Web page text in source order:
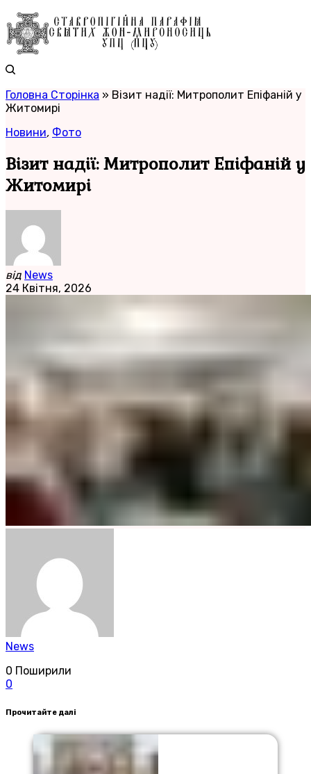
Головна Сторінка » Візит надії: Митрополит Епіфаній у
Житомирі
Новини, Фото
Візит надії: Митрополит Епіфаній у
Житомирі
від News
24 Квітня, 2026
News
0 Поширили
0
Прочитайте далі